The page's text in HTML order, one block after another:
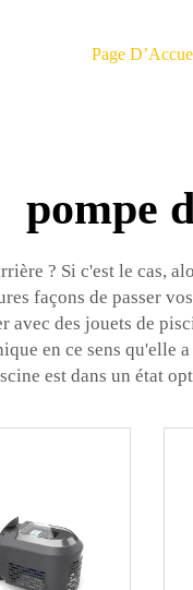
Page
pompe
? Si c'est le cas,
façons de passer
des jouets de
en ce sens
est dans un état